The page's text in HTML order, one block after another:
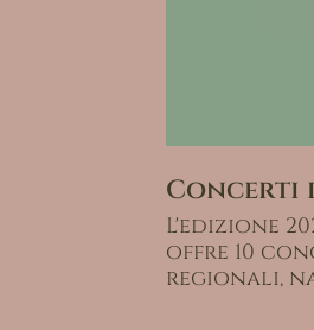
Concerti
L'edizione
offre 10
regionali,